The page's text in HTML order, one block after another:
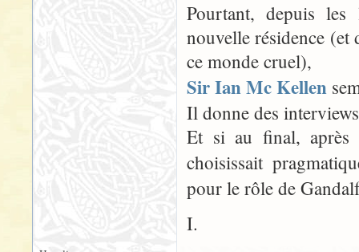
Pourtant, depuis
nouvelle résidence
ce monde cruel),
Sir Ian Mc Kellen
Il donne des
Et si au final, après
choisissait
pour le rôle de
I.